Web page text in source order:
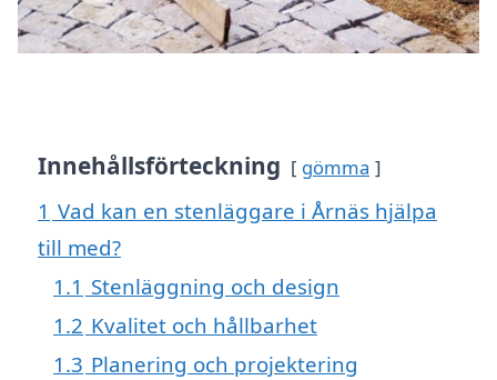
Innehållsförteckning gömma
1 Vad kan en stenläggare i Årnäs hjälpa
till med?
1.1 Stenläggning och design
1.2 Kvalitet och hållbarhet
1.3 Planering och projektering